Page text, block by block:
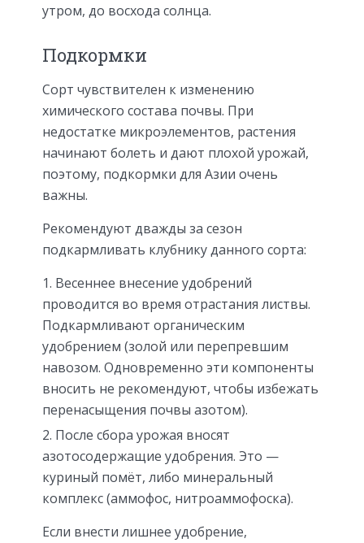
утром, до восхода солнца.
Подкормки
Сорт чувствителен к изменению
химического состава почвы. При
недостатке микроэлементов, растения
начинают болеть и дают плохой урожай,
поэтому, подкормки для Азии очень
важны.
Рекомендуют дважды за сезон
подкармливать клубнику данного сорта:
Весеннее внесение удобрений
проводится во время отрастания листвы.
Подкармливают органическим
удобрением (золой или перепревшим
навозом. Одновременно эти компоненты
вносить не рекомендуют, чтобы избежать
перенасыщения почвы азотом).
После сбора урожая вносят
азотосодержащие удобрения. Это —
куриный помёт, либо минеральный
комплекс (аммофос, нитроаммофоска).
Если внести лишнее удобрение,